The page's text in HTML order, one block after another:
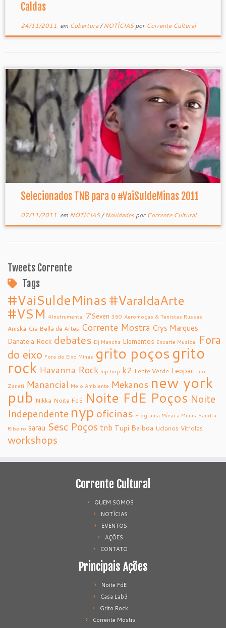
Caldas
24/11/2011 em Cobertura/NOTÍCIASpor Corrente Cultural
Selecionados TNB para o #VaiSuldeMinas 2011
07/11/2011 em NOTÍCIAS/Novidades por Corrente Cultural
Tweets Corrente
Tags
#VaiSuldeMinas #VaraldaArte
#VSM 4Instrumental 7’Seven 360 Aeromoças & Tenistas Russas
Aniska Cia Bella de Artes Corrente Mostra Crys Marques
Danateia Rock debates Dj Mancha Elementos Encarte Musical Fora
do eixo Fora do Eixo Minas grito poçosgrito
rock Havanna Rock hip hop k2 Lente Verde Leopac Leo
Zaneti Manancial Meio Ambiente Mekanos new york
pub Nikka Noite FdE Noite FdE Poços Noite
Independente nyp oficinas Programa Música Minas Sandra
Ribeiro sarau Sesc Poços tnb Tupi Balboa Uclanos Vitrolas
workshops
Corrente Cultural
QUEM SOMOS
NOTÍCIAS
EVENTOS
AÇÕES
CONTATO
Principais Ações
Noite FdE
Casa Lab3
Grito Rock
Corrente Mostra